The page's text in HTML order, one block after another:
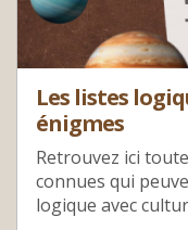
Les listes
énigmes
Retrouvez ici
connues qui
logique avec